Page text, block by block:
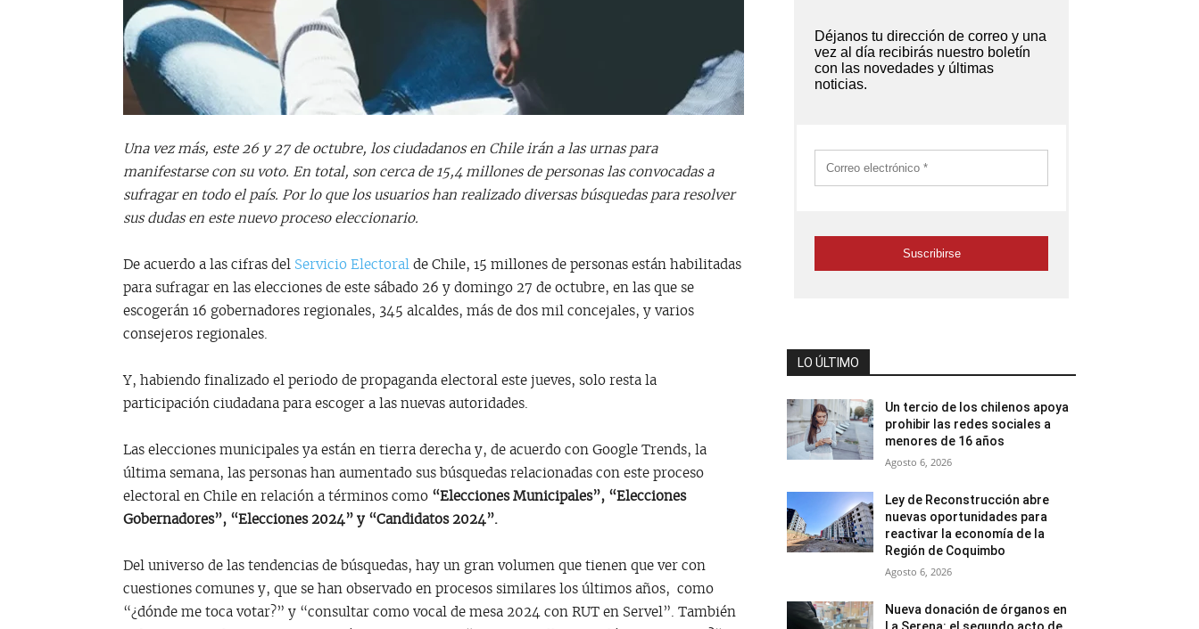
Una vez más, este 26 y 27 de octubre, los ciudadanos en Chile irán a las urnas para
manifestarse con su voto. En total, son cerca de 15,4 millones de personas las convocadas a
sufragar en todo el país. Por lo que los usuarios han realizado diversas búsquedas para resolver
sus dudas en este nuevo proceso eleccionario.
De acuerdo a las cifras del Servicio Electoral de Chile, 15 millones de personas están habilitadas
para sufragar en las elecciones de este sábado 26 y domingo 27 de octubre, en las que se
escogerán 16 gobernadores regionales, 345 alcaldes, más de dos mil concejales, y varios
consejeros regionales.
Y, habiendo finalizado el periodo de propaganda electoral este jueves, solo resta la
participación ciudadana para escoger a las nuevas autoridades.
Las elecciones municipales ya están en tierra derecha y, de acuerdo con Google Trends, la
última semana, las personas han aumentado sus búsquedas relacionadas con este proceso
electoral en Chile en relación a términos como “Elecciones Municipales”, “Elecciones
Gobernadores”, “Elecciones 2024” y “Candidatos 2024”.
Del universo de las tendencias de búsquedas, hay un gran volumen que tienen que ver con
cuestiones comunes y, que se han observado en procesos similares los últimos años, como
“¿dónde me toca votar?” y “consultar como vocal de mesa 2024 con RUT en Servel”. También
LO ÚLTIMO
Un tercio de los chilenos apoya
prohibir las redes sociales a
menores de 16 años
Agosto 6, 2026
Ley de Reconstrucción abre
nuevas oportunidades para
reactivar la economía de la
Región de Coquimbo
Agosto 6, 2026
Nueva donación de órganos en